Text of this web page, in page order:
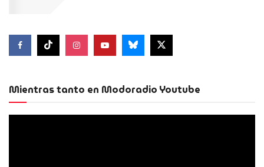
Mientras tanto en Modoradio Youtube